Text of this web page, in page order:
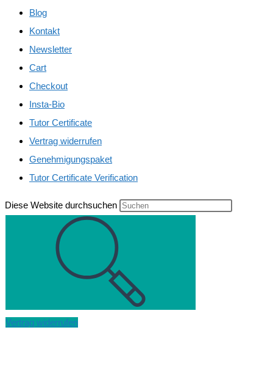
Blog
Kontakt
Newsletter
Cart
Checkout
Insta-Bio
Tutor Certificate
Vertrag widerrufen
Genehmigungspaket
Tutor Certificate Verification
Diese Website durchsuchen
Vertrag widerrufen